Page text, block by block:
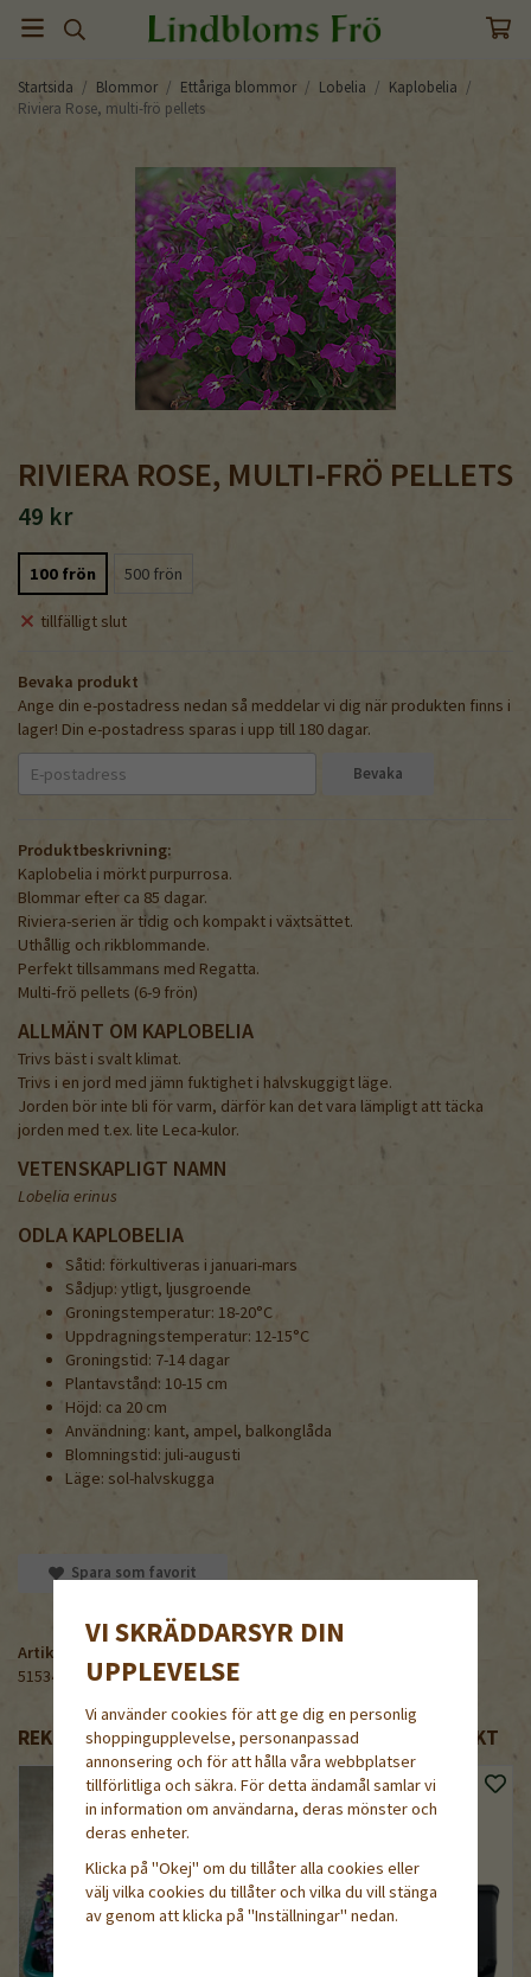
Startsida / Blommor / Ettåriga blommor / Lobelia / Kaplobelia /
Riviera Rose, multi-frö pellets
RIVIERA ROSE, MULTI-FRÖ PELLETS
49 kr
100 frön 500 frön
tillfälligt slut
Bevaka produkt
Ange din e-postadress nedan så meddelar vi dig när produkten finns i
lager! Din e-postadress sparas i upp till 180 dagar.
Bevaka
Produktbeskrivning:
Kaplobelia i mörkt purpurrosa.
Blommar efter ca 85 dagar.
Riviera-serien är tidig och kompakt i växtsättet.
Uthållig och rikblommande.
Perfekt tillsammans med Regatta.
Multi-frö pellets (6-9 frön)
ALLMÄNT OM KAPLOBELIA
Trivs bäst i svalt klimat.
Trivs i en jord med jämn fuktighet i halvskuggigt läge.
Jorden bör inte bli för varm, därför kan det vara lämpligt att täcka
jorden med t.ex. lite Leca-kulor.
VETENSKAPLIGT NAMN
Lobelia erinus
ODLA KAPLOBELIA
Såtid: förkultiveras i januari-mars
Sådjup: ytligt, ljusgroende
Groningstemperatur: 18-20°C
Uppdragningstemperatur: 12-15°C
Groningstid: 7-14 dagar
Plantavstånd: 10-15 cm
Höjd: ca 20 cm
Användning: kant, ampel, balkonglåda
Blomningstid: juli-augusti
Läge: sol-halvskugga
Spara som favorit
Artikelnummer:
51534-0.1M
REKOMMENDERADE TILLBEHÖR TILL DENNA PRODUKT
VI SKRÄDDARSYR DIN
UPPLEVELSE
Vi använder cookies för att ge dig en personlig
shoppingupplevelse, personanpassad
annonsering och för att hålla våra webbplatser
tillförlitliga och säkra. För detta ändamål samlar vi
in information om användarna, deras mönster och
deras enheter.
Klicka på "Okej" om du tillåter alla cookies eller
välj vilka cookies du tillåter och vilka du vill stänga
av genom att klicka på "Inställningar" nedan.